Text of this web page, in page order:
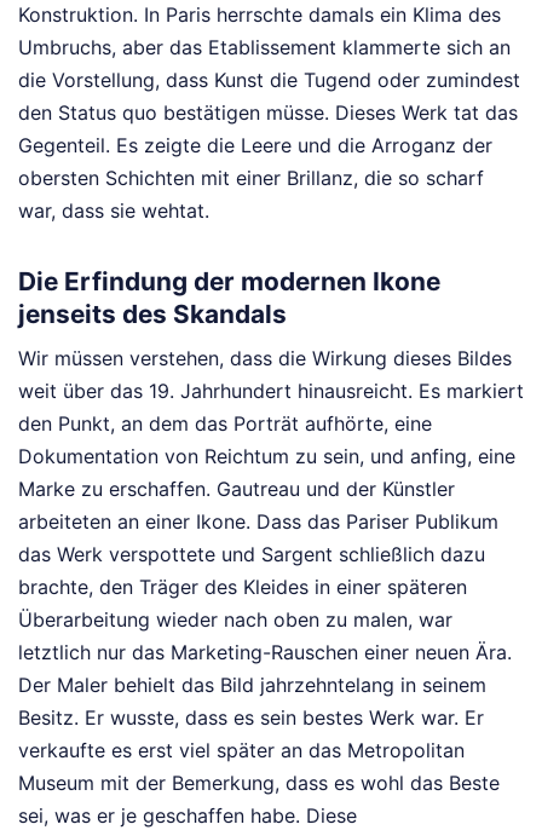
Konstruktion. In Paris herrschte damals ein Klima des
Umbruchs, aber das Etablissement klammerte sich an
die Vorstellung, dass Kunst die Tugend oder zumindest
den Status quo bestätigen müsse. Dieses Werk tat das
Gegenteil. Es zeigte die Leere und die Arroganz der
obersten Schichten mit einer Brillanz, die so scharf
war, dass sie wehtat.
Die Erfindung der modernen Ikone
jenseits des Skandals
Wir müssen verstehen, dass die Wirkung dieses Bildes
weit über das 19. Jahrhundert hinausreicht. Es markiert
den Punkt, an dem das Porträt aufhörte, eine
Dokumentation von Reichtum zu sein, und anfing, eine
Marke zu erschaffen. Gautreau und der Künstler
arbeiteten an einer Ikone. Dass das Pariser Publikum
das Werk verspottete und Sargent schließlich dazu
brachte, den Träger des Kleides in einer späteren
Überarbeitung wieder nach oben zu malen, war
letztlich nur das Marketing-Rauschen einer neuen Ära.
Der Maler behielt das Bild jahrzehntelang in seinem
Besitz. Er wusste, dass es sein bestes Werk war. Er
verkaufte es erst viel später an das Metropolitan
Museum mit der Bemerkung, dass es wohl das Beste
sei, was er je geschaffen habe. Diese